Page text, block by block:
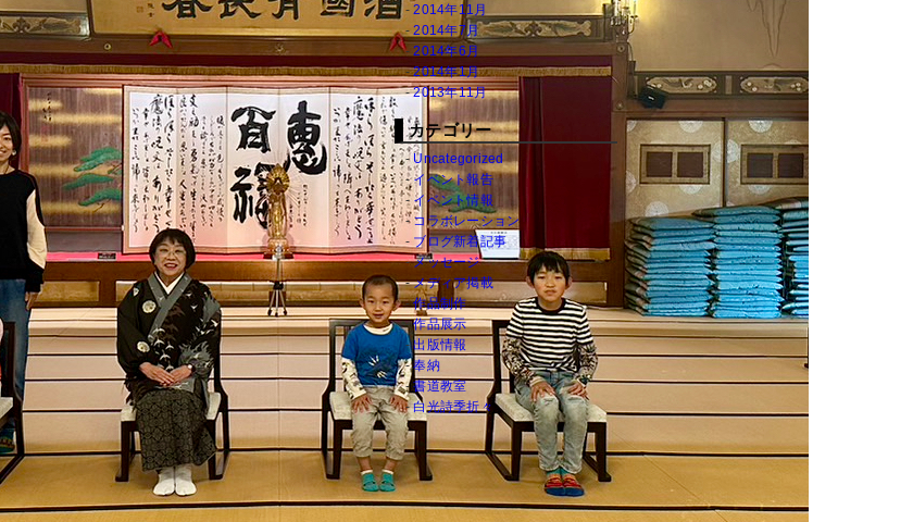
2014年11月
2014年7月
2014年6月
2014年1月
2013年11月
カテゴリー
Uncategorized
イベント報告
イベント情報
コラボレーション
ブログ新着記事
メッセージ
メディア掲載
作品制作
作品展示
出版情報
奉納
書道教室
白光詩季折々